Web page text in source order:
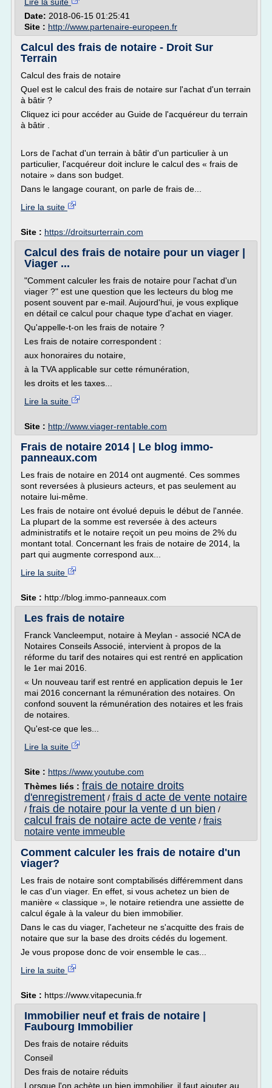
Date: 2018-06-15 01:25:41
Site : http://www.partenaire-europeen.fr
Calcul des frais de notaire - Droit Sur
Terrain
Calcul des frais de notaire
Quel est le calcul des frais de notaire sur l'achat d'un terrain
à bâtir ?
Cliquez ici pour accéder au Guide de l'acquéreur du terrain
à bâtir .
Lors de l'achat d'un terrain à bâtir d'un particulier à un
particulier, l'acquéreur doit inclure le calcul des « frais de
notaire » dans son budget.
Dans le langage courant, on parle de frais de...
Lire la suite
Site : https://droitsurterrain.com
Calcul des frais de notaire pour un viager |
Viager ...
"Comment calculer les frais de notaire pour l'achat d'un
viager ?" est une question que les lecteurs du blog me
posent souvent par e-mail. Aujourd'hui, je vous explique
en détail ce calcul pour chaque type d'achat en viager.
Qu'appelle-t-on les frais de notaire ?
Les frais de notaire correspondent :
aux honoraires du notaire,
à la TVA applicable sur cette rémunération,
les droits et les taxes...
Lire la suite
Site : http://www.viager-rentable.com
Frais de notaire 2014 | Le blog immo-
panneaux.com
Les frais de notaire en 2014 ont augmenté. Ces sommes
sont reversées à plusieurs acteurs, et pas seulement au
notaire lui-même.
Les frais de notaire ont évolué depuis le début de l'année.
La plupart de la somme est reversée à des acteurs
administratifs et le notaire reçoit un peu moins de 2% du
montant total. Concernant les frais de notaire de 2014, la
part qui augmente correspond aux...
Lire la suite
Site : http://blog.immo-panneaux.com
Les frais de notaire
Franck Vancleemput, notaire à Meylan - associé NCA de
Notaires Conseils Associé, intervient à propos de la
réforme du tarif des notaires qui est rentré en application
le 1er mai 2016.
« Un nouveau tarif est rentré en application depuis le 1er
mai 2016 concernant la rémunération des notaires. On
confond souvent la rémunération des notaires et les frais
de notaires.
Qu'est-ce que les...
Lire la suite
Site : https://www.youtube.com
Thèmes liés : frais de notaire droits
d'enregistrement / frais d acte de vente notaire
/ frais de notaire pour la vente d un bien /
calcul frais de notaire acte de vente / frais
notaire vente immeuble
Comment calculer les frais de notaire d'un
viager?
Les frais de notaire sont comptabilisés différemment dans
le cas d'un viager. En effet, si vous achetez un bien de
manière « classique », le notaire retiendra une assiette de
calcul égale à la valeur du bien immobilier.
Dans le cas du viager, l'acheteur ne s'acquitte des frais de
notaire que sur la base des droits cédés du logement.
Je vous propose donc de voir ensemble le cas...
Lire la suite
Site : https://www.vitapecunia.fr
Immobilier neuf et frais de notaire |
Faubourg Immobilier
Des frais de notaire réduits
Conseil
Des frais de notaire réduits
Lorsque l'on achète un bien immobilier, il faut ajouter au